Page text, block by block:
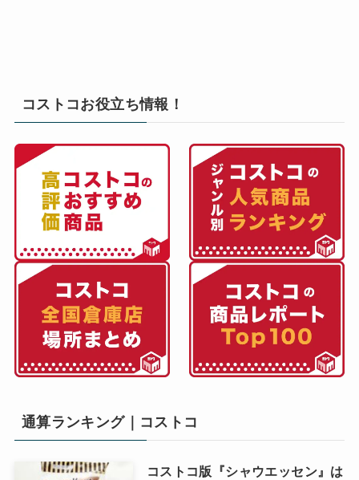
コストコお役立ち情報！
通算ランキング｜コストコ
コストコ版『シャウエッセン』は